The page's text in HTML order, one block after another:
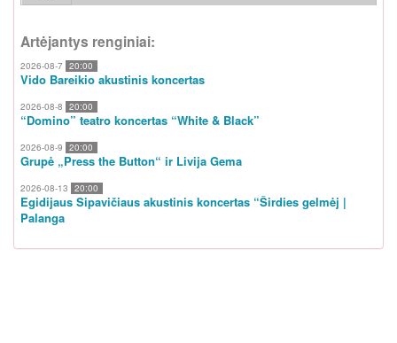
Artėjantys renginiai:
2026-08-7 20:00
Vido Bareikio akustinis koncertas
2026-08-8 20:00
“Domino” teatro koncertas “White & Black”
2026-08-9 20:00
Grupė „Press the Button“ ir Livija Gema
2026-08-13 20:00
Egidijaus Sipavičiaus akustinis koncertas “Širdies gelmėj |
Palanga